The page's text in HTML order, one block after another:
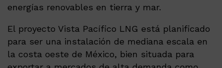
energías renovables en tierra y mar.
El proyecto Vista Pacífico LNG está planificado
para ser una instalación de mediana escala en
la costa oeste de México, bien situada para